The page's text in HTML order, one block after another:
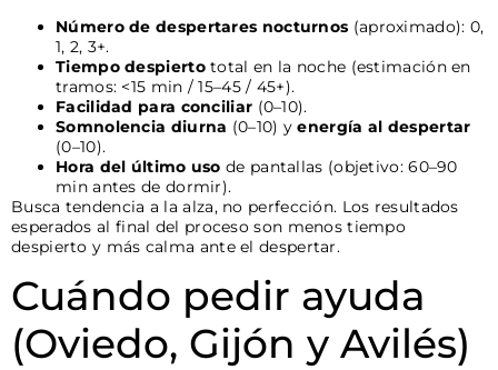
Número de despertares nocturnos (aproximado): 0,
1, 2, 3+.
Tiempo despiertototal en la noche (estimación en
tramos: <15 min / 15–45 / 45+).
Facilidad para conciliar (0–10).
Somnolencia diurna (0–10) yenergía al despertar
(0–10).
Hora del último uso de pantallas (objetivo: 60–90
min antes de dormir).
Busca tendencia a la alza, no perfección. Los resultados
esperados al final del proceso son menos tiempo
despierto y más calma ante el despertar.
Cuándo pedir ayuda
(Oviedo, Gijón y Avilés)